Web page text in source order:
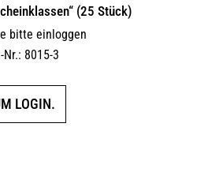
(25 Stück)
bitte einloggen
Nr.: 8015-3
LOGIN.